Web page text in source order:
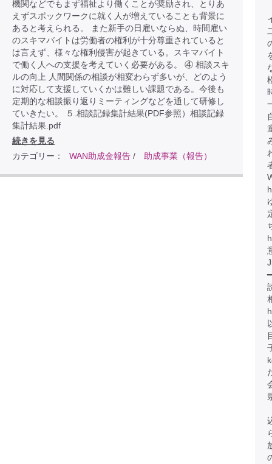
機関などでもまず福祉より働くことが奨励され、とりあ
えずスポックワークに就く人が増えていることも背景に
あると考えられる。 また新手の日雇いならぬ、時間雇い
のスキマバイトは労働者の権利が十分尊重されていると
は言えず、様々な権利侵害が起きている。スキマバイト
で働く人への支援を考えていく必要がある。 ④ 相談スキ
ルの向上 人間関係の相談が相変わらず多いが、どのよう
に対応して支援していくかは難しい課題である。今後も
定期的な相談振り返りミーティングなどを通して研修し
ていきたい。 ５.相談記録集計結果(PDF参照）相談記録
集計結果.pdf
続きを見る
カテゴリー：
WAN助成金報告 / 助成事業（報告）